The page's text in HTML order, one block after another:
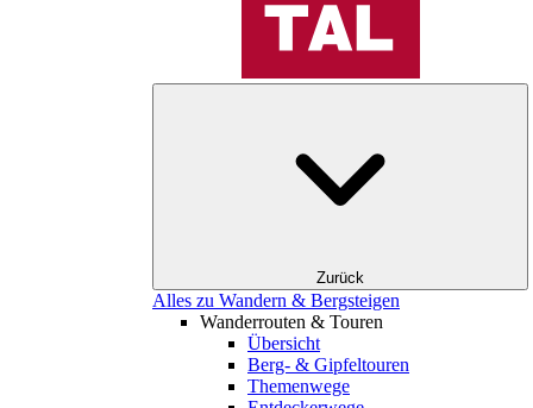
Zurück
Alles zu Wandern & Bergsteigen
Wanderrouten & Touren
Übersicht
Berg- & Gipfeltouren
Themenwege